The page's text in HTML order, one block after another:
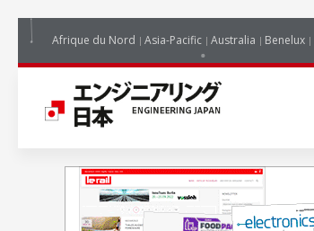
Afrique du Nord Asia-Pacific Australia Benelux